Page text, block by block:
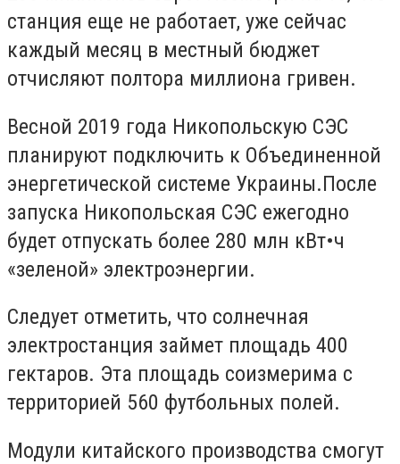
станция еще не работает, уже сейчас
каждый месяц в местный бюджет
отчисляют полтора миллиона гривен.
Весной 2019 года Никопольскую СЭС
планируют подключить к Объединенной
энергетической системе Украины.После
запуска Никопольская СЭС ежегодно
будет отпускать более 280 млн кВт•ч
«зеленой» электроэнергии.
Следует отметить, что солнечная
электростанция займет площадь 400
гектаров. Эта площадь соизмерима с
территорией 560 футбольных полей.
Модули китайского производства смогут